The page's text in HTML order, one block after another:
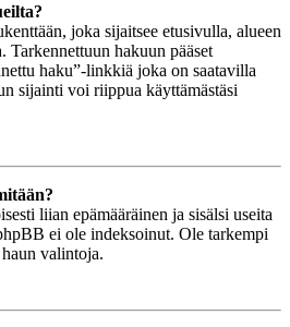
joka sijaitsee etusivulla, alueen
Tarkennettuun hakuun pääset
haku”-linkkiä joka on saatavilla
sijainti voi riippua käyttämästäsi
liian epämääräinen ja sisälsi useita
ei ole indeksoinut. Ole tarkempi
valintoja.